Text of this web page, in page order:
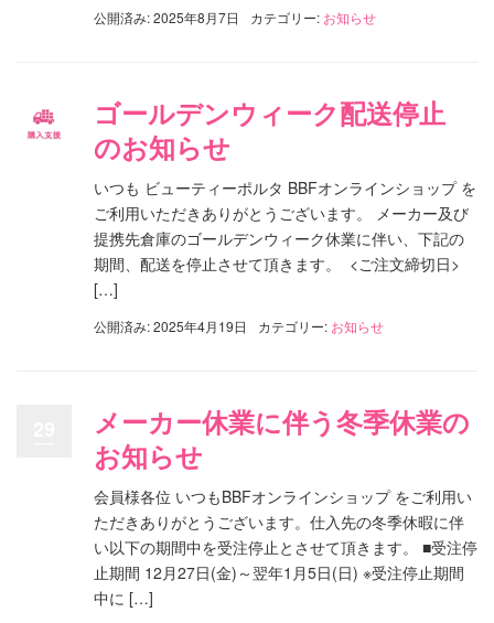
公開済み: 2025年8月7日 カテゴリー: お知らせ
ゴールデンウィーク配送停止
のお知らせ
いつも ビューティーポルタ BBFオンラインショップ を
ご利用いただきありがとうございます。 メーカー及び
提携先倉庫のゴールデンウィーク休業に伴い、下記の
期間、配送を停止させて頂きます。 <ご注文締切日>
[…]
公開済み: 2025年4月19日 カテゴリー: お知らせ
メーカー休業に伴う冬季休業の
お知らせ
会員様各位 いつもBBFオンラインショップ をご利用い
ただきありがとうございます。仕入先の冬季休暇に伴
い以下の期間中を受注停止とさせて頂きます。 ■受注停
止期間 12月27日(金)～翌年1月5日(日) ※受注停止期間
中に […]